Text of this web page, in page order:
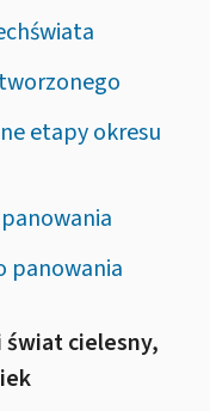
etapy okresu
panowania
świat cielesny,